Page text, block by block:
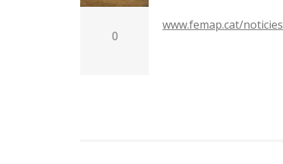
0
www.femap.cat/noticies